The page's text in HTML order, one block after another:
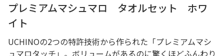
プレミアムマシュマロ タオルセット ホワ
イト
UCHINOの2つの特許技術から作られた「プレミアムマシ
ュマロタッチ」。ボリュームがあるのに驚くほどふんわり